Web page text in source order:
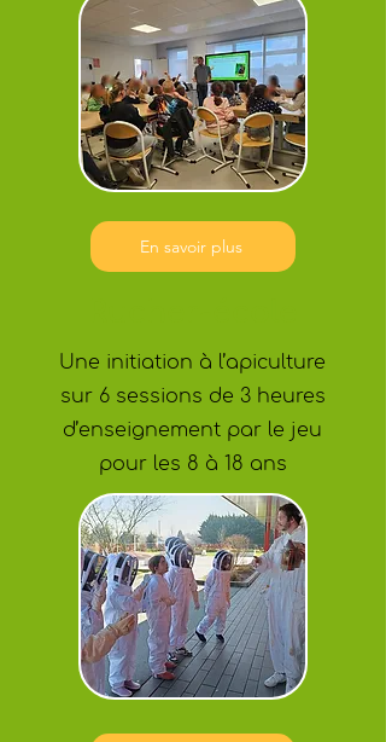
En savoir plus
Une initiation à l’apiculture
sur 6 sessions de 3 heures
d’enseignement par le jeu
pour les 8 à 18 ans